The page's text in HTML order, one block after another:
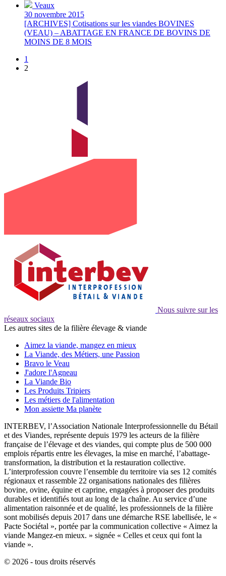
Veaux
30 novembre 2015
[ARCHIVES] Cotisations sur les viandes BOVINES
(VEAU) – ABATTAGE EN FRANCE DE BOVINS DE
MOINS DE 8 MOIS
1
2
Nous suivre sur les
réseaux sociaux
Les autres sites de la filière élevage & viande
Aimez la viande, mangez en mieux
La Viande, des Métiers, une Passion
Bravo le Veau
J'adore l'Agneau
La Viande Bio
Les Produits Tripiers
Les métiers de l'alimentation
Mon assiette Ma planète
INTERBEV, l’Association Nationale Interprofessionnelle du Bétail
et des Viandes, représente depuis 1979 les acteurs de la filière
française de l’élevage et des viandes, qui compte plus de 500 000
emplois répartis entre les élevages, la mise en marché, l’abattage-
transformation, la distribution et la restauration collective.
L’interprofession couvre l’ensemble du territoire via ses 12 comités
régionaux et rassemble 22 organisations nationales des filières
bovine, ovine, équine et caprine, engagées à proposer des produits
durables et identifiés tout au long de la chaîne. Au service d’une
alimentation raisonnée et de qualité, les professionnels de la filière
sont mobilisés depuis 2017 dans une démarche RSE labellisée, le «
Pacte Sociétal », portée par la communication collective « Aimez la
viande Mangez-en mieux. » signée « Celles et ceux qui font la
viande ».
© 2026 - tous droits réservés